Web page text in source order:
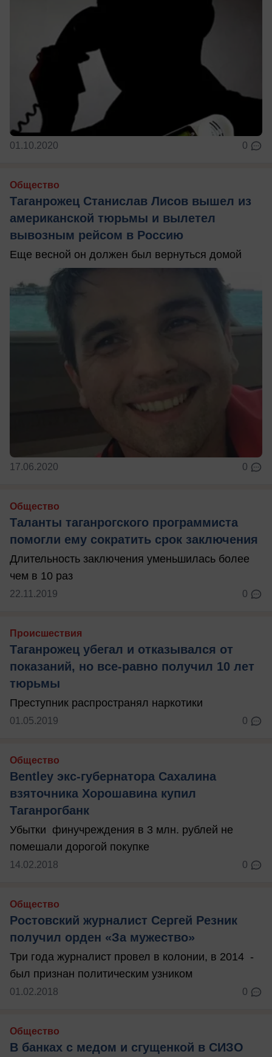
01.10.2020 0
Общество
Таганрожец Станислав Лисов вышел из
американской тюрьмы и вылетел
вывозным рейсом в Россию
Еще весной он должен был вернуться домой
17.06.2020 0
Общество
Таланты таганрогского программиста
помогли ему сократить срок заключения
Длительность заключения уменьшилась более
чем в 10 раз
22.11.2019 0
Происшествия
Таганрожец убегал и отказывался от
показаний, но все-равно получил 10 лет
тюрьмы
Преступник распространял наркотики
01.05.2019 0
Общество
Bentley экс-губернатора Сахалина
взяточника Хорошавина купил
Таганрогбанк
Убытки финучреждения в 3 млн. рублей не
помешали дорогой покупке
14.02.2018 0
Общество
Ростовский журналист Сергей Резник
получил орден «За мужество»
Три года журналист провел в колонии, в 2014 -
был признан политическим узником
01.02.2018 0
Общество
В банках с медом и сгущенкой в СИЗО